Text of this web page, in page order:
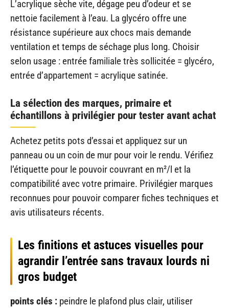
L’acrylique sèche vite, dégage peu d’odeur et se
nettoie facilement à l’eau. La glycéro offre une
résistance supérieure aux chocs mais demande
ventilation et temps de séchage plus long. Choisir
selon usage : entrée familiale très sollicitée = glycéro,
entrée d’appartement = acrylique satinée.
La sélection des marques, primaire et
échantillons à privilégier pour tester avant achat
Achetez petits pots d’essai et appliquez sur un
panneau ou un coin de mur pour voir le rendu. Vérifiez
l’étiquette pour le pouvoir couvrant en m²/l et la
compatibilité avec votre primaire. Privilégier marques
reconnues pour pouvoir comparer fiches techniques et
avis utilisateurs récents.
Les finitions et astuces visuelles pour
agrandir l’entrée sans travaux lourds ni
gros budget
points clés : peindre le plafond plus clair, utiliser